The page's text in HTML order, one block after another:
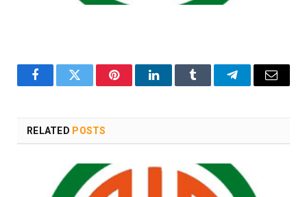
FacebookTwitter PinterestLinkedInTumblr TelegramEmail
RELATED POSTS